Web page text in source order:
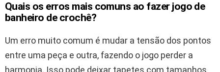
Quais os erros mais comuns ao fazer jogo de
banheiro de crochê?
Um erro muito comum é mudar a tensão dos pontos
entre uma peça e outra, fazendo o jogo perder a